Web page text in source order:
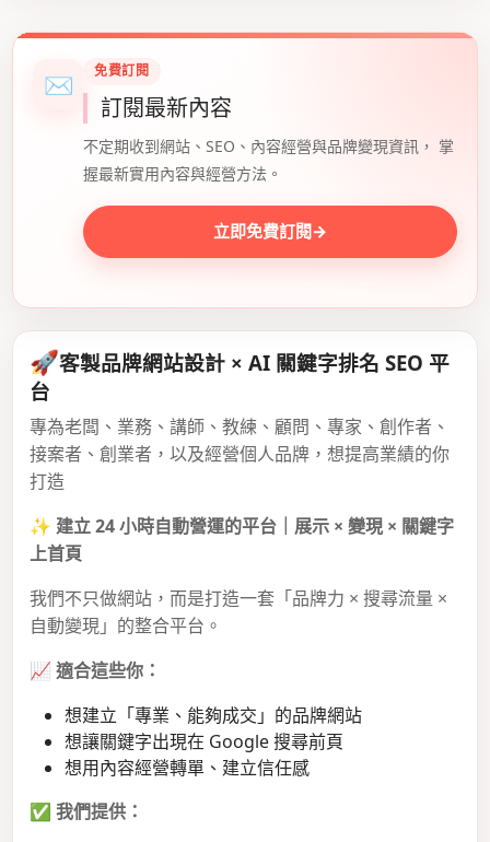
✉ 免費訂閱
訂閱最新內容
不定期收到網站、SEO、內容經營與品牌變現資訊， 掌
握最新實用內容與經營方法。
立即免費訂閱→
🚀客製品牌網站設計 × AI 關鍵字排名 SEO 平
台
專為老闆、業務、講師、教練、顧問、專家、創作者、
接案者、創業者，以及經營個人品牌，想提高業績的你
打造
✨ 建立 24 小時自動營運的平台｜展示 × 變現 × 關鍵字
上首頁
我們不只做網站，而是打造一套「品牌力 × 搜尋流量 ×
自動變現」的整合平台。
📈 適合這些你：
想建立「專業、能夠成交」的品牌網站
想讓關鍵字出現在 Google 搜尋前頁
想用內容經營轉單、建立信任感
✅ 我們提供：